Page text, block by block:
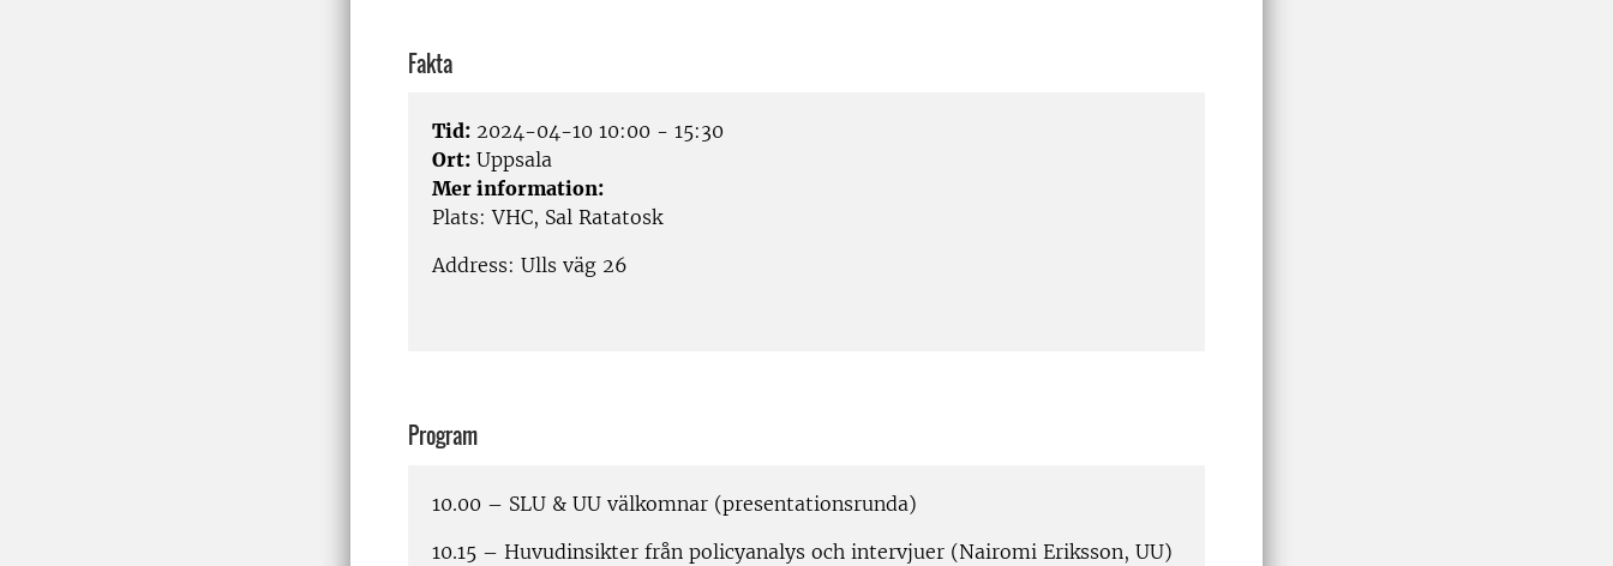
Fakta
Tid: 2024-04-10 10:00 - 15:30
Ort: Uppsala
Mer information:
Plats: VHC, Sal Ratatosk
Address: Ulls väg 26
Program
10.00 – SLU & UU välkomnar (presentationsrunda)
10.15 – Huvudinsikter från policyanalys och intervjuer (Nairomi Eriksson, UU)